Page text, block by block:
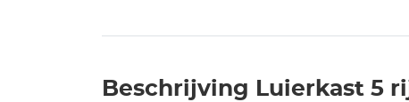
Beschrijving Luierkast 5